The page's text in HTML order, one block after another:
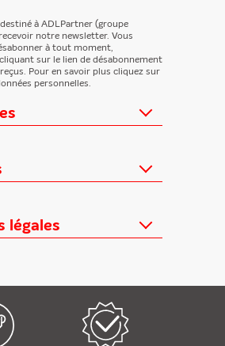
nous ?
offerte
devient France
légales
données personnelles
cadeaux
à ADLPartner (groupe
notre newsletter. Vous
à tout moment,
sur le lien de désabonnement
Pour en savoir plus cliquez sur
personnelles.